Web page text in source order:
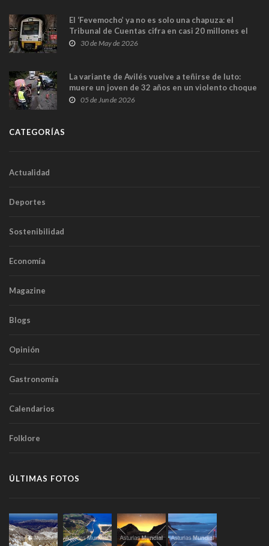
El ‘Fevemocho’ ya no es solo una chapuza: el
Tribunal de Cuentas cifra en casi 20 millones el
sobrecoste de los trenes que no cabían por los
30 de May de 2026
La variante de Avilés vuelve a teñirse de luto:
muere un joven de 32 años en un violento choque
frontal
05 de Jun de 2026
CATEGORÍAS
Actualidad
Deportes
Sostenibilidad
Economía
Magazine
Blogs
Opinión
Gastronomía
Calendarios
Folklore
ÚLTIMAS FOTOS